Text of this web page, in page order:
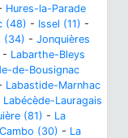
Hures-la-Parade
(48) - Issel (11) -
(34) - Jonquières
- Labarthe-Bleys
de-Bousignac
Labastide-Marnhac
Labécède-Lauragais
(81) - La
(30) - La